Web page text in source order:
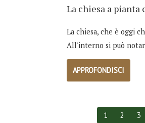
La chiesa a
La chiesa, che è oggi
All'interno si può
APPROFONDISCI
1 2 3